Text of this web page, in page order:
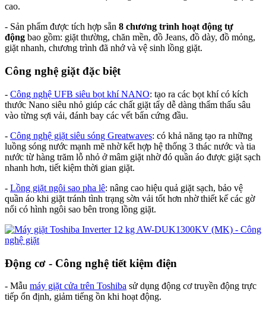
cao.
- Sản phẩm được tích hợp sẵn 8 chương trình hoạt động tự
động bao gồm: giặt thường, chăn mền, đồ Jeans, đồ dày, đồ mỏng,
giặt nhanh, chương trình đã nhớ và vệ sinh lồng giặt.
Công nghệ giặt đặc biệt
- Công nghệ UFB siêu bọt khí NANO: tạo ra các bọt khí có kích
thước Nano siêu nhỏ giúp các chất giặt tẩy dễ dàng thẩm thấu sâu
vào từng sợi vải, đánh bay các vết bẩn cứng đầu.
- Công nghệ giặt siêu sóng Greatwaves: có khả năng tạo ra những
luồng sóng nước mạnh mẽ nhờ kết hợp hệ thống 3 thác nước và tia
nước từ hàng trăm lỗ nhỏ ở mâm giặt nhờ đó quần áo được giặt sạch
nhanh hơn, tiết kiệm thời gian giặt.
- Lồng giặt ngôi sao pha lê: nâng cao hiệu quả giặt sạch, bảo vệ
quần áo khi giặt tránh tình trạng sờn vải tốt hơn nhờ thiết kế các gờ
nổi có hình ngôi sao bên trong lồng giặt.
Động cơ - Công nghệ tiết kiệm điện
- Mẫu máy giặt cửa trên Toshiba sử dụng động cơ truyền động trực
tiếp ổn định, giảm tiếng ồn khi hoạt động.